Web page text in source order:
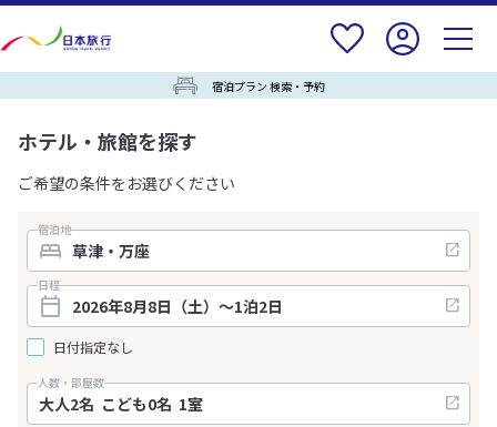
宿泊プラン 検索・予約
ホテル・旅館を探す
ご希望の条件をお選びください
宿泊地
日程
日付指定なし
人数・部屋数